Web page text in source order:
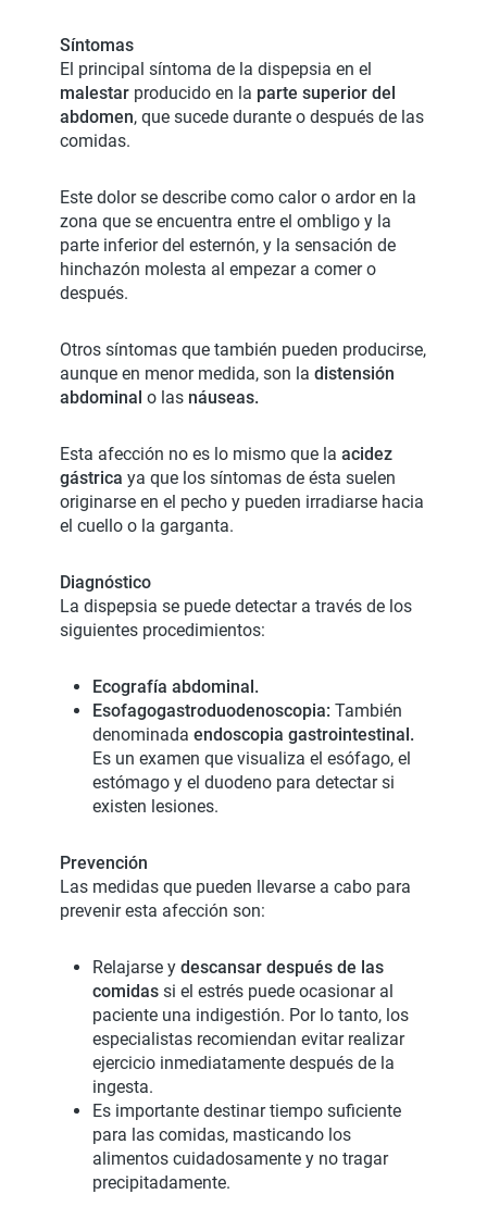
Síntomas
El principal síntoma de la dispepsia en el
malestar producido en la parte superior del
abdomen, que sucede durante o después de las
comidas.
Este dolor se describe como calor o ardor en la
zona que se encuentra entre el ombligo y la
parte inferior del esternón, y la sensación de
hinchazón molesta al empezar a comer o
después.
Otros síntomas que también pueden producirse,
aunque en menor medida, son la distensión
abdominal o las náuseas.
Esta afección no es lo mismo que la acidez
gástrica ya que los síntomas de ésta suelen
originarse en el pecho y pueden irradiarse hacia
el cuello o la garganta.
Diagnóstico
La dispepsia se puede detectar a través de los
siguientes procedimientos:
Ecografía abdominal.
Esofagogastroduodenoscopia: También
denominada endoscopia gastrointestinal.
Es un examen que visualiza el esófago, el
estómago y el duodeno para detectar si
existen lesiones.
Prevención
Las medidas que pueden llevarse a cabo para
prevenir esta afección son:
Relajarse y descansar después de las
comidas si el estrés puede ocasionar al
paciente una indigestión. Por lo tanto, los
especialistas recomiendan evitar realizar
ejercicio inmediatamente después de la
ingesta.
Es importante destinar tiempo suficiente
para las comidas, masticando los
alimentos cuidadosamente y no tragar
precipitadamente.